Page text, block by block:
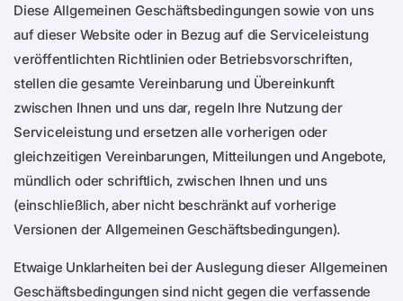
Diese Allgemeinen Geschäftsbedingungen sowie von uns
auf dieser Website oder in Bezug auf die Serviceleistung
veröffentlichten Richtlinien oder Betriebsvorschriften,
stellen die gesamte Vereinbarung und Übereinkunft
zwischen Ihnen und uns dar, regeln Ihre Nutzung der
Serviceleistung und ersetzen alle vorherigen oder
gleichzeitigen Vereinbarungen, Mitteilungen und Angebote,
mündlich oder schriftlich, zwischen Ihnen und uns
(einschließlich, aber nicht beschränkt auf vorherige
Versionen der Allgemeinen Geschäftsbedingungen).
Etwaige Unklarheiten bei der Auslegung dieser Allgemeinen
Geschäftsbedingungen sind nicht gegen die verfassende